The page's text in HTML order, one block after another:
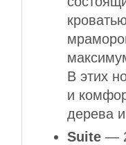
В этих
и
дерева
Suite —